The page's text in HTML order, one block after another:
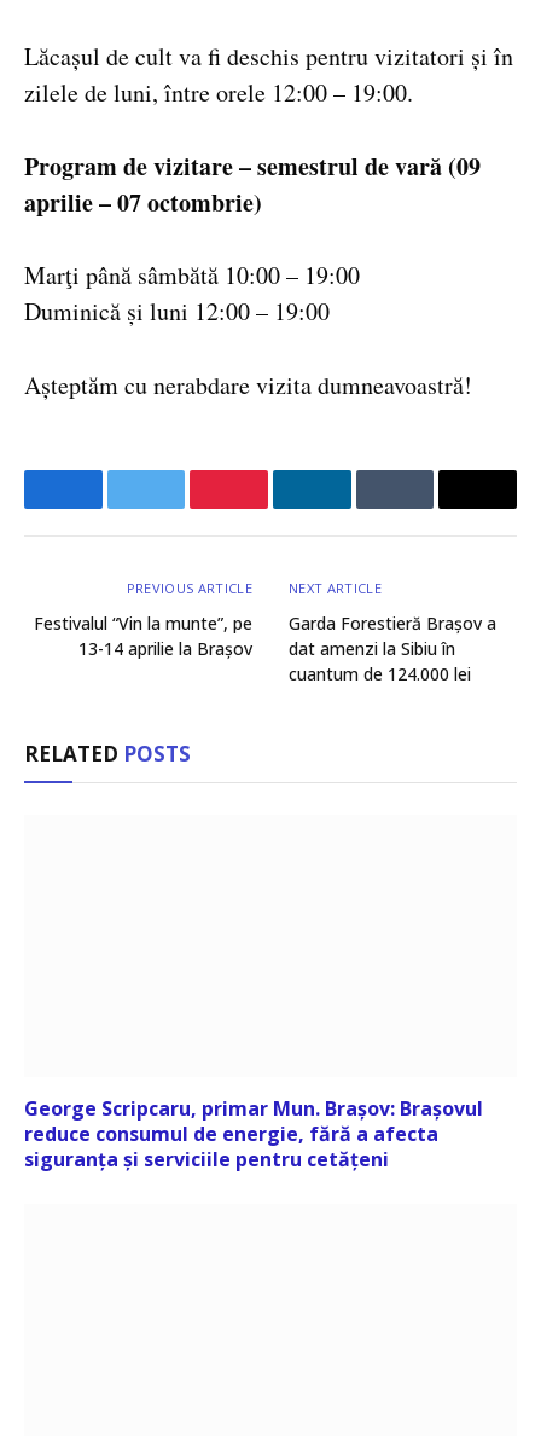
Lăcașul de cult va fi deschis pentru vizitatori și în
zilele de luni, între orele 12:00 – 19:00.
Program de vizitare – semestrul de vară (09
aprilie – 07 octombrie)
Marţi până sâmbătă 10:00 – 19:00
Duminică și luni 12:00 – 19:00
Așteptăm cu nerabdare vizita dumneavoastră!
FacebookTwitterPinterestLinkedInTumblrEmail
PREVIOUS ARTICLE
Festivalul “Vin la munte”, pe
13-14 aprilie la Brașov
NEXT ARTICLE
Garda Forestieră Brașov a
dat amenzi la Sibiu în
cuantum de 124.000 lei
RELATED POSTS
George Scripcaru, primar Mun. Brașov: Brașovul
reduce consumul de energie, fără a afecta
siguranța și serviciile pentru cetățeni